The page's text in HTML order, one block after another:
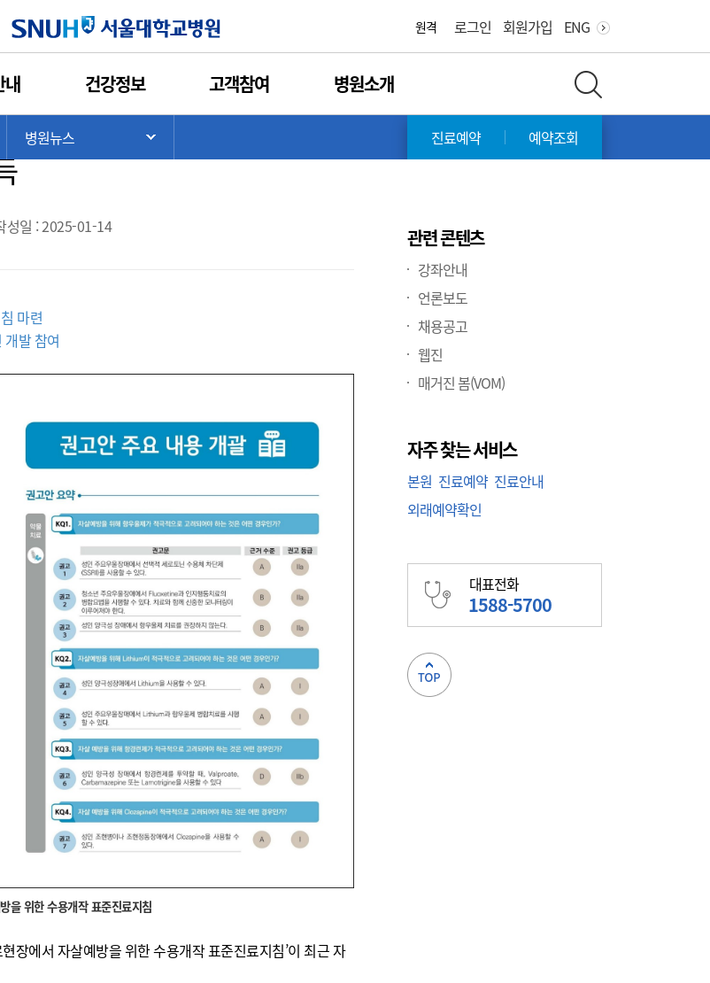
원격 로그인 회원가입 ENG
내 건강정보 고객참여 병원소개
서브 메뉴 목록 열기
병원뉴스 진료예약 예약조회
침 개발...보건복지부 인증
성일 : 2025-01-14
마련
발 참여
을 위한 수용개작 표준진료지침
장에서 자살예방을 위한 수용개작 표준진료지침’이 최근 자
관련 콘텐츠
강좌안내
언론보도
채용공고
웹진
매거진 봄(VOM)
자주 찾는 서비스
본원 진료예약 진료안내
외래예약확인
대표전화
1588-5700